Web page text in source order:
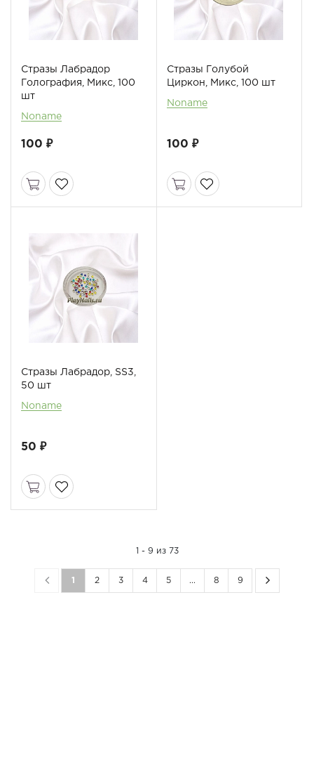
Стразы Лабрадор
Голография, Микс, 100
шт
Noname
100 ₽
Стразы Голубой
Циркон, Микс, 100 шт
Noname
100 ₽
Стразы Лабрадор, SS3,
50 шт
Noname
50 ₽
1 - 9 из 73
1 2 3 4 5 ... 8 9